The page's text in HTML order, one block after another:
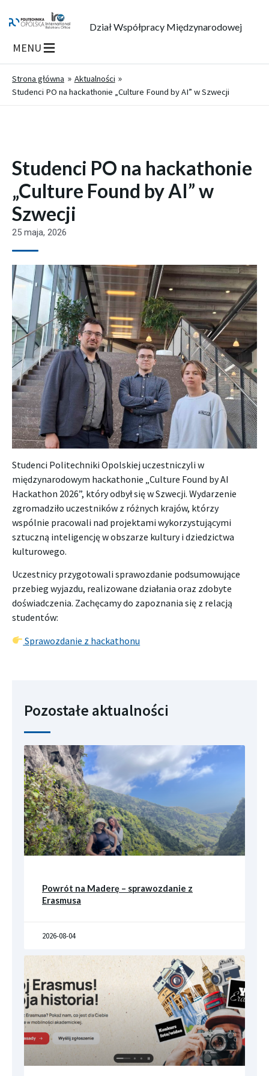
Dział Współpracy Międzynarodowej
MENU
Strona główna
Aktualności
Studenci PO na hackathonie „Culture Found by AI” w Szwecji
Studenci PO na hackathonie
„Culture Found by AI” w
Szwecji
25 maja, 2026
Studenci Politechniki Opolskiej uczestniczyli w
międzynarodowym hackathonie „Culture Found by AI
Hackathon 2026”, który odbył się w Szwecji. Wydarzenie
zgromadziło uczestników z różnych krajów, którzy
wspólnie pracowali nad projektami wykorzystującymi
sztuczną inteligencję w obszarze kultury i dziedzictwa
kulturowego.
Uczestnicy przygotowali sprawozdanie podsumowujące
przebieg wyjazdu, realizowane działania oraz zdobyte
doświadczenia. Zachęcamy do zapoznania się z relacją
studentów:
Sprawozdanie z hackathonu
Pozostałe aktualności
Powrót na Maderę – sprawozdanie z
Erasmusa
2026-08-04